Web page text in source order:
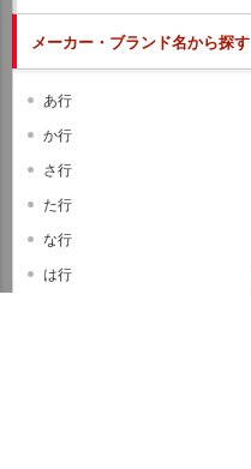
メーカー・ブランド名から探す
あ行
か行
さ行
た行
な行
は行